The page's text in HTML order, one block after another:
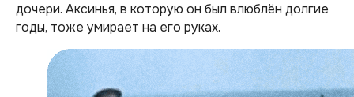
дочери. Аксинья, в которую он был влюблён долгие
годы, тоже умирает на его руках.